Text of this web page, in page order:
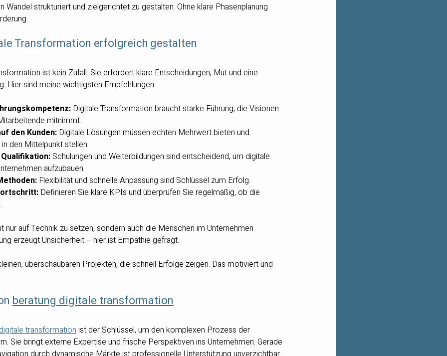
Wandel strukturiert und zielgerichtet zu gestalten. Ohne klare Phasenplanung
Transformation erfolgreich gestalten
ist kein Zufall. Sie erfordert klare Entscheidungen, Mut und eine
Hier sind meine wichtigsten Empfehlungen:
Digitale Transformation braucht starke Führung, die Visionen
mitnimmt.
den Kunden: Digitale Lösungen müssen echten Mehrwert bieten und
den Mittelpunkt stellen.
Schulungen und Weiterbildungen sind entscheidend, um digitale
aufzubauen.
Flexibilität und schnelle Anpassung sind Schlüssel zum Erfolg.
Definieren Sie klare KPIs und überprüfen Sie regelmäßig, ob die
nur auf Technik zu setzen, sondern auch die Menschen im Unternehmen
erzeugt Unsicherheit – hier ist Empathie gefragt.
überschaubaren Projekten, die schnell Erfolge zeigen. Das motiviert und
beratung digitale transformation
transformation ist der Schlüssel, um den komplexen Prozess der
Sie bringt externe Expertise und frische Perspektiven ins Unternehmen. Gerade